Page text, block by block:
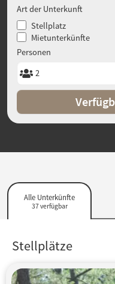
Art der Unterkunft
Stellplatz
Mietunterkünfte
Personen
Alle Unterkünfte
37 verfügbar
Stellplätze